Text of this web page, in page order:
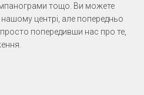
тощо. Ви можете
центрі, але попередньо
попередивши нас про те,